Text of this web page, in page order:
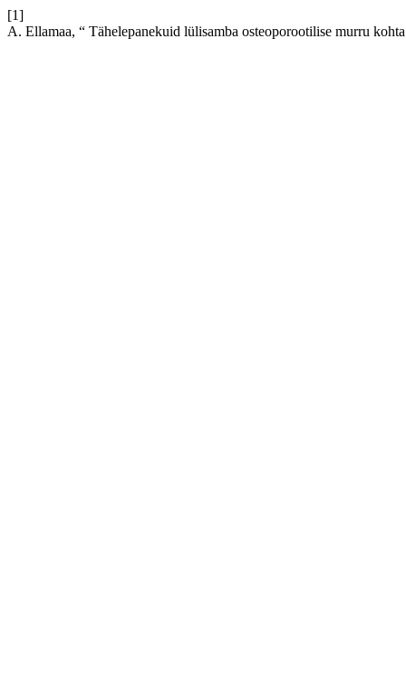
[1]
A. Ellamaa, “ Tähelepanekuid lülisamba osteoporootilise murru